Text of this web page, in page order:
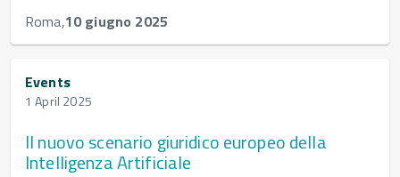
Roma,10 giugno 2025
Events
1 April 2025
Il nuovo scenario giuridico europeo della
Intelligenza Artificiale